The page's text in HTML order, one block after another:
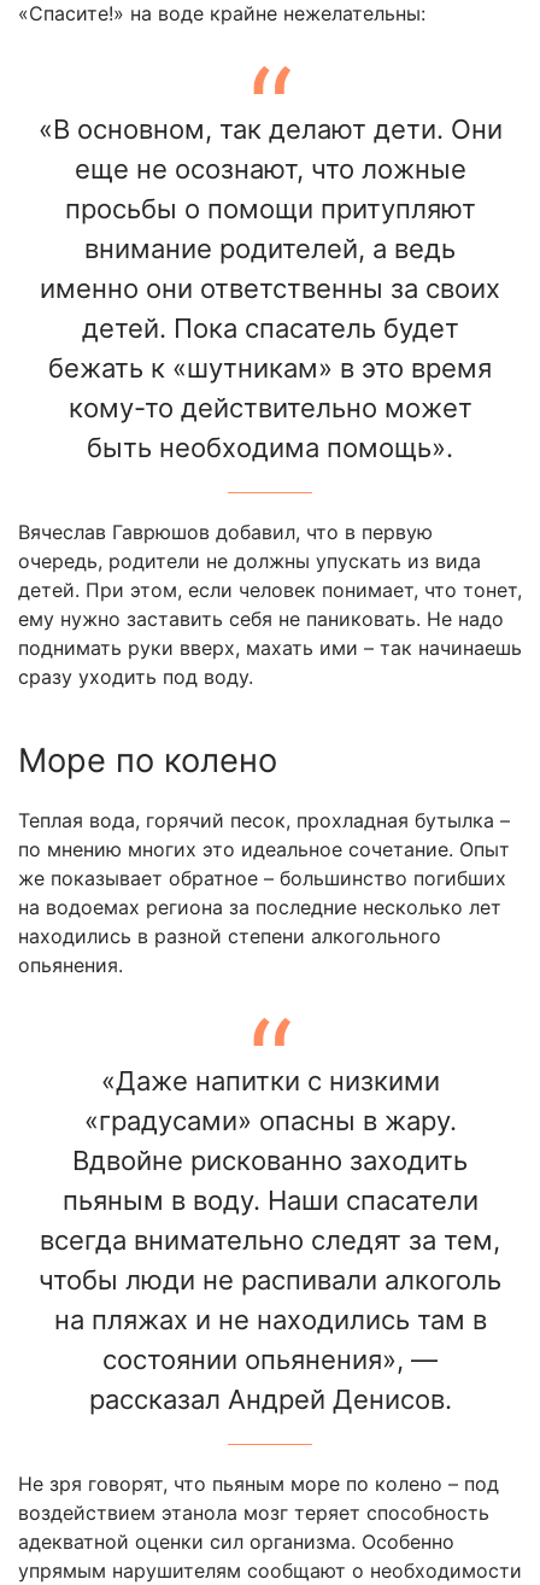
«Спасите!» на воде крайне нежелательны:
«В основном, так делают дети. Они
еще не осознают, что ложные
просьбы о помощи притупляют
внимание родителей, а ведь
именно они ответственны за своих
детей. Пока спасатель будет
бежать к «шутникам» в это время
кому-то действительно может
быть необходима помощь».
Вячеслав Гаврюшов добавил, что в первую
очередь, родители не должны упускать из вида
детей. При этом, если человек понимает, что тонет,
ему нужно заставить себя не паниковать. Не надо
поднимать руки вверх, махать ими – так начинаешь
сразу уходить под воду.
Море по колено
Теплая вода, горячий песок, прохладная бутылка –
по мнению многих это идеальное сочетание. Опыт
же показывает обратное – большинство погибших
на водоемах региона за последние несколько лет
находились в разной степени алкогольного
опьянения.
«Даже напитки с низкими
«градусами» опасны в жару.
Вдвойне рискованно заходить
пьяным в воду. Наши спасатели
всегда внимательно следят за тем,
чтобы люди не распивали алкоголь
на пляжах и не находились там в
состоянии опьянения», —
рассказал Андрей Денисов.
Не зря говорят, что пьяным море по колено – под
воздействием этанола мозг теряет способность
адекватной оценки сил организма. Особенно
упрямым нарушителям сообщают о необходимости